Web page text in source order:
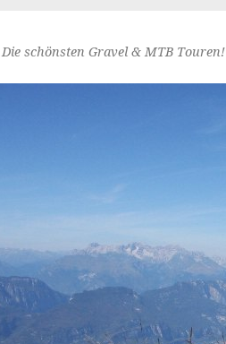
Die schönsten Gravel & MTB Touren!